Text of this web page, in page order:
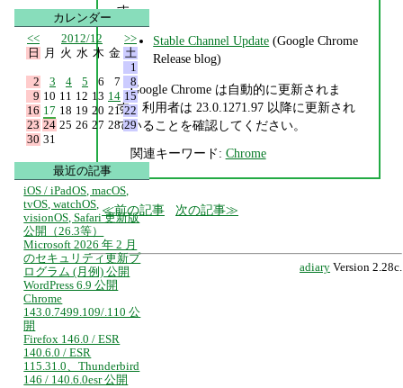
す。
Stable Channel Update (Google Chrome
Release blog)
Google Chrome は自動的に更新されま
す。利用者は 23.0.1271.97 以降に更新され
ていることを確認してください。
関連キーワード: Chrome
前の記事 次の記事
adiary Version 2.28c.
カレンダー
<<
2012/12
>>
日
月 火 水 木 金 土
1
2
3 4 5 6 7
8
9 10 11 12 13 14 15
16 17 18 19 20 21 22
23 24 25 26 27 28 29
30 31
最近の記事
iOS / iPadOS, macOS,
tvOS, watchOS,
visionOS, Safari 更新版
公開（26.3等）
Microsoft 2026 年 2 月
のセキュリティ更新プ
ログラム (月例) 公開
WordPress 6.9 公開
Chrome
143.0.7499.109/.110 公
開
Firefox 146.0 / ESR
140.6.0 / ESR
115.31.0、Thunderbird
146 / 140.6.0esr 公開